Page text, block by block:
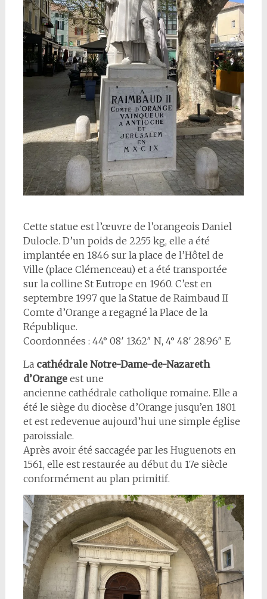
Cette statue est l’œuvre de l’orangeois Daniel
Dulocle. D’un poids de 2255 kg, elle a été
implantée en 1846 sur la place de l’Hôtel de
Ville (place Clémenceau) et a été transportée
sur la colline St Eutrope en 1960. C’est en
septembre 1997 que la Statue de Raimbaud II
Comte d’Orange a regagné la Place de la
République.
Coordonnées : 44° 08′ 13.62″ N, 4° 48′ 28.96″ E
La cathédrale Notre-Dame-de-Nazareth
d’Orangeest une
ancienne cathédrale catholique romaine. Elle a
été le siège du diocèse d’Orange jusqu’en 1801
et est redevenue aujourd’hui une simple église
paroissiale.
Après avoir été saccagée par les Huguenots en
1561, elle est restaurée au début du 17e siècle
conformément au plan primitif.